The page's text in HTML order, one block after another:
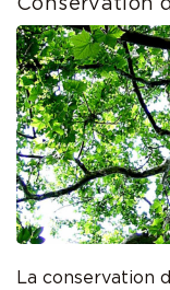
Conservation
La conservation